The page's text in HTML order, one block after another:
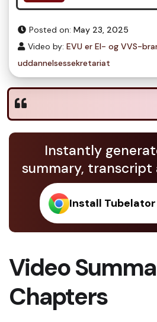
Posted on: May 23, 2025
Video by: EVU er El- og VVS-
uddannelsessekretariat
Instantly
summary, transcript
Install Tubelator
Video
Chapters